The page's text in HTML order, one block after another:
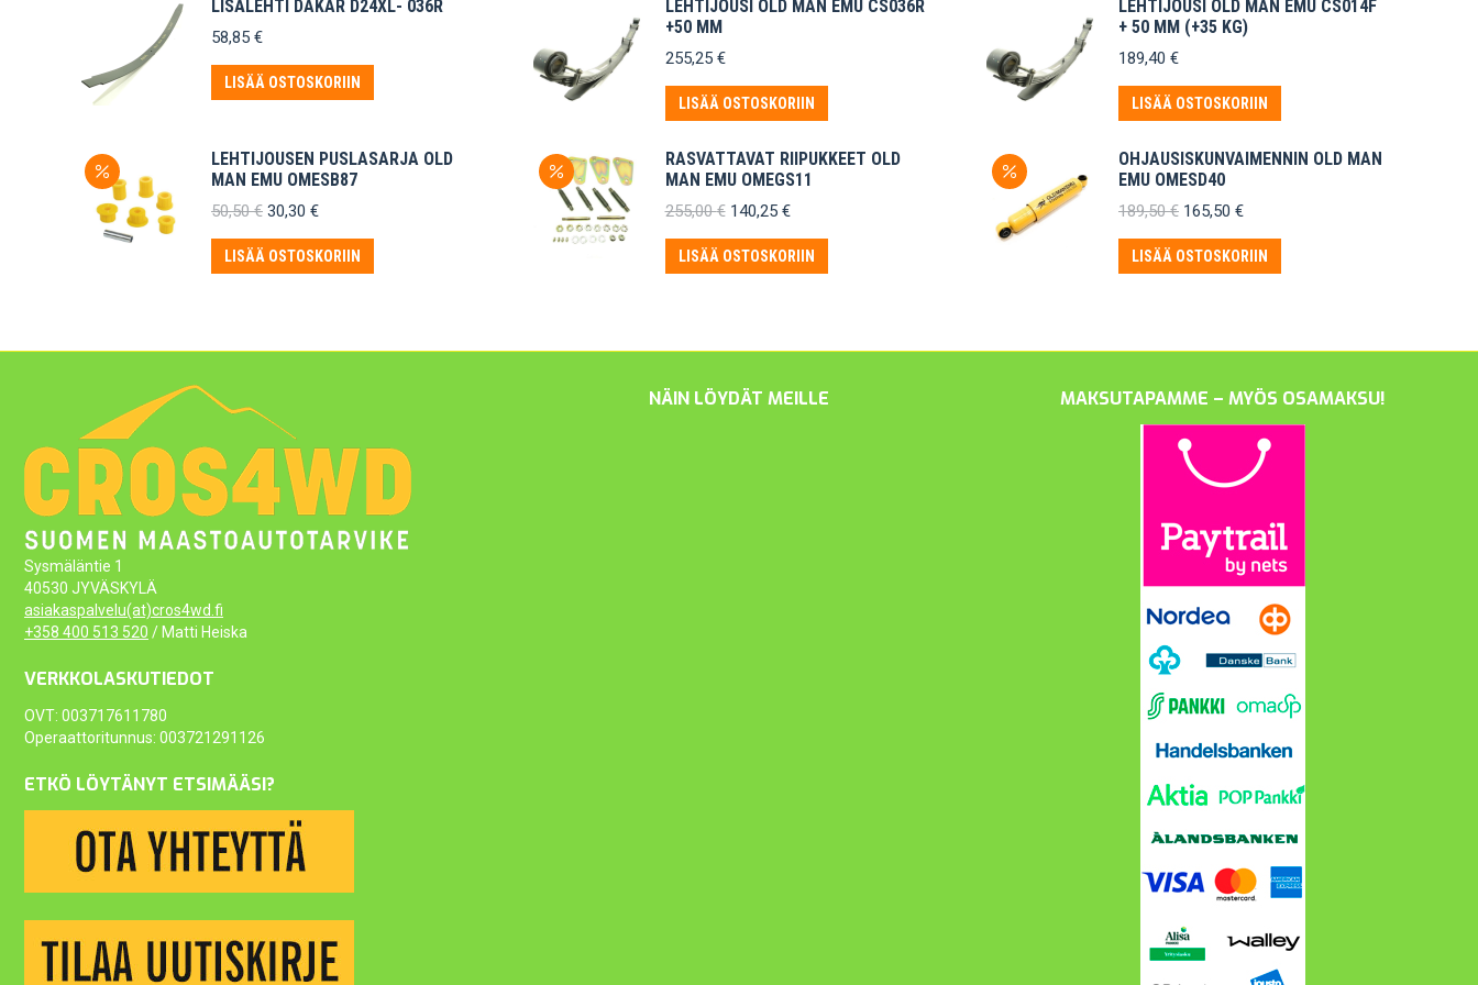
LISÄLEHTI DAKAR D24XL- 036R
58,85 €
LISÄÄ OSTOSKORIIN
LEHTIJOUSI OLD MAN EMU CS036R
+50 MM
255,25 €
LISÄÄ OSTOSKORIIN
LEHTIJOUSI OLD MAN EMU CS014F
+ 50 MM (+35 KG)
189,40 €
LISÄÄ OSTOSKORIIN
LEHTIJOUSEN PUSLASARJA OLD
MAN EMU OMESB87
50,50€ Alkuperäinen
oli:
50,50 €.
30,30 €Nykyinen
on:
30,30 €.
LISÄÄ OSTOSKORIIN
RASVATTAVAT RIIPUKKEET OLD
MAN EMU OMEGS11
255,00€ Alkuperäinen
oli:
255,00 €.
140,25 €Nykyinen
on:
140,25 €.
LISÄÄ OSTOSKORIIN
OHJAUSISKUNVAIMENNIN OLD MAN
EMU OMESD40
189,50€ Alkuperäinen
oli:
189,50 €.
165,50 €Nykyinen
on:
165,50 €.
LISÄÄ OSTOSKORIIN
Sysmäläntie 1
40530 JYVÄSKYLÄ
asiakaspalvelu(at)cros4wd.fi
+358 400 513 520 / Matti Heiska
VERKKOLASKUTIEDOT
OVT: 003717611780
Operaattoritunnus: 003721291126
ETKÖ LÖYTÄNYT ETSIMÄÄSI?
NÄIN LÖYDÄT MEILLE MAKSUTAPAMME – MYÖS OSAMAKSU!